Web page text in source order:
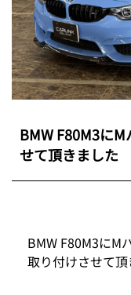
BMW F80M3に
せて頂きました
BMW F80M3にM
取り付けさせて頂